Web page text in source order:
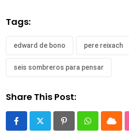
Tags:
edward de bono pere reixach
seis sombreros para pensar
Share This Post:
PinterestWhatsappCloud